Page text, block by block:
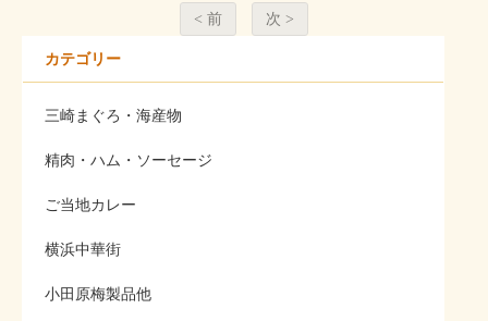
< 前
次 >
カテゴリー
三崎まぐろ・海産物
精肉・ハム・ソーセージ
ご当地カレー
横浜中華街
小田原梅製品他